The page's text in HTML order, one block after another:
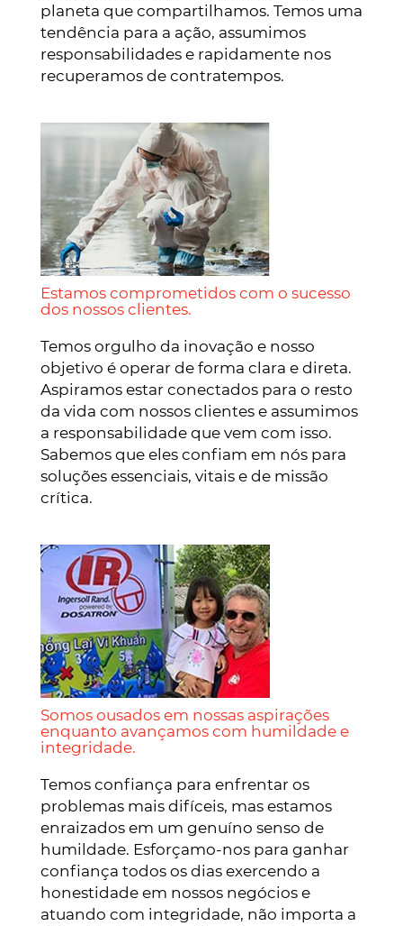
planeta que compartilhamos. Temos uma
tendência para a ação, assumimos
responsabilidades e rapidamente nos
recuperamos de contratempos.
Estamos comprometidos com o sucesso
dos nossos clientes.
Temos orgulho da inovação e nosso
objetivo é operar de forma clara e direta.
Aspiramos estar conectados para o resto
da vida com nossos clientes e assumimos
a responsabilidade que vem com isso.
Sabemos que eles confiam em nós para
soluções essenciais, vitais e de missão
crítica.
Somos ousados em nossas aspirações
enquanto avançamos com humildade e
integridade.
Temos confiança para enfrentar os
problemas mais difíceis, mas estamos
enraizados em um genuíno senso de
humildade. Esforçamo-nos para ganhar
confiança todos os dias exercendo a
honestidade em nossos negócios e
atuando com integridade, não importa a